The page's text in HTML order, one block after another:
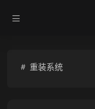
重装系统